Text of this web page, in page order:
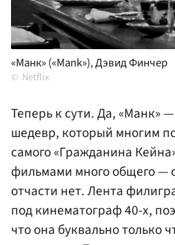
«Манк» («Mank»), Дэвид Финчер
Netflix
Теперь к сути. Да, «Манк»
шедевр, который многим
самого «Гражданина
фильмами много общего —
отчасти нет. Лента
под кинематограф 40-х,
что она буквально только